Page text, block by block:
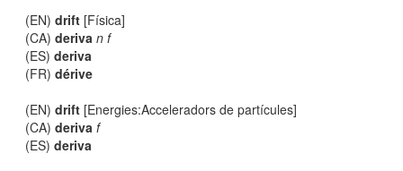
(EN)drift [Física]
(CA)deriva n f
(ES)deriva
(FR)dérive
(EN)drift [Energies:Acceleradors de partícules]
(CA)deriva f
(ES)deriva